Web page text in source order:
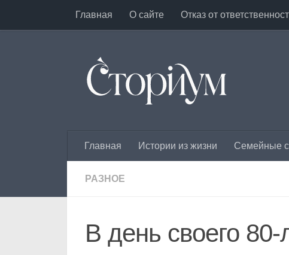
Под записьюГлавная О сайте Отказ от
Главная Истории из жизни Семейные
РАЗНОЕ
В день своего